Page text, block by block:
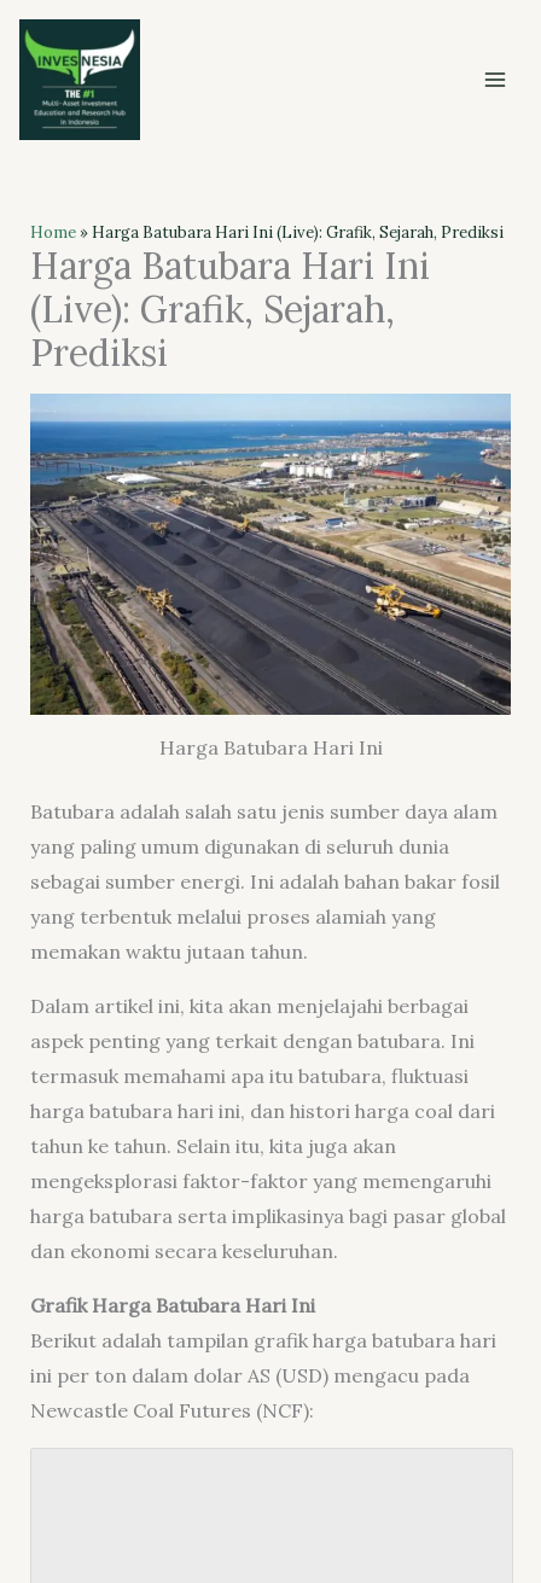
Skip
content
Home» Harga Batubara Hari Ini (Live): Grafik, Sejarah, Prediksi
Harga Batubara Hari Ini
(Live): Grafik, Sejarah,
Prediksi
Harga Batubara Hari Ini
Batubara adalah salah satu jenis sumber daya alam
yang paling umum digunakan di seluruh dunia
sebagai sumber energi. Ini adalah bahan bakar fosil
yang terbentuk melalui proses alamiah yang
memakan waktu jutaan tahun.
Dalam artikel ini, kita akan menjelajahi berbagai
aspek penting yang terkait dengan batubara. Ini
termasuk memahami apa itu batubara, fluktuasi
harga batubara hari ini, dan histori harga coal dari
tahun ke tahun. Selain itu, kita juga akan
mengeksplorasi faktor-faktor yang memengaruhi
harga batubara serta implikasinya bagi pasar global
dan ekonomi secara keseluruhan.
Grafik Harga Batubara Hari Ini
Berikut adalah tampilan grafik harga batubara hari
ini per ton dalam dolar AS (USD) mengacu pada
Newcastle Coal Futures (NCF):